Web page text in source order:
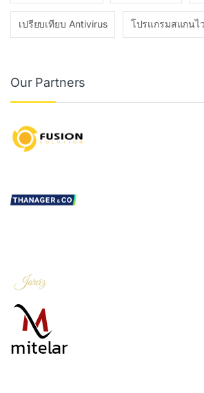
เปรียบเทียบ Antivirus โปรแกรมสแกนไ
Our Partners